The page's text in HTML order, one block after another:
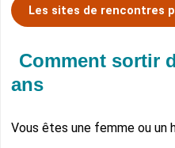
Les sites de rencontres
Comment sortir
ans
Vous êtes une femme ou un